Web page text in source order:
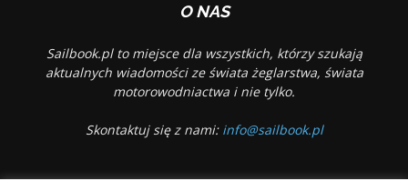
O NAS
Sailbook.pl to miejsce dla wszystkich, którzy szukają
aktualnych wiadomości ze świata żeglarstwa, świata
motorowodniactwa i nie tylko.
Skontaktuj się z nami: info@sailbook.pl